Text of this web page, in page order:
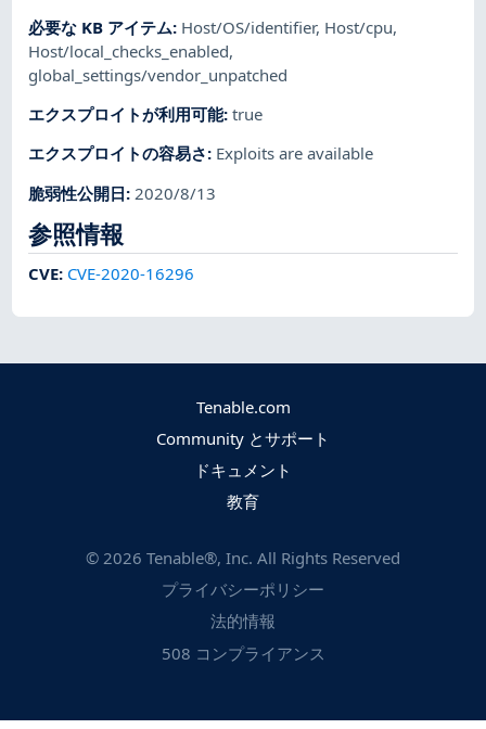
必要な KB アイテム: Host/OS/identifier, Host/cpu,
Host/local_checks_enabled,
global_settings/vendor_unpatched
エクスプロイトが利用可能:true
エクスプロイトの容易さ: Exploits are available
脆弱性公開日: 2020/8/13
参照情報
CVE: CVE-2020-16296
Tenable.com
Community とサポート
ドキュメント
教育
© 2026 Tenable®, Inc. All Rights Reserved
プライバシーポリシー
法的情報
508 コンプライアンス